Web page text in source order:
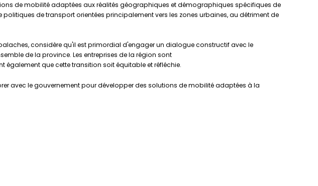
de mobilité adaptées aux réalités géographiques et démographiques spécifiques de
de transport orientées principalement vers les zones urbaines, au détriment de
considère qu'il est primordial d'engager un dialogue constructif avec le
de la province. Les entreprises de la région sont
que cette transition soit équitable et réfléchie.
avec le gouvernement pour développer des solutions de mobilité adaptées à la